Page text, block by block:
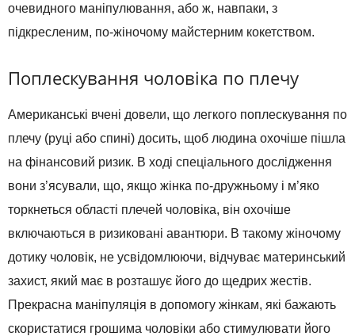
очевидного маніпулювання, або ж, навпаки, з
підкресленим, по-жіночому майстерним кокетством.
Поплескування чоловіка по плечу
Американські вчені довели, що легкого поплескування по
плечу (руці або спині) досить, щоб людина охочіше пішла
на фінансовий ризик. В ході спеціального дослідження
вони з’ясували, що, якщо жінка по-дружньому і м’яко
торкнеться області плечей чоловіка, він охочіше
включаються в ризиковані авантюри. В такому жіночому
дотику чоловік, не усвідомлюючи, відчуває материнський
захист, який має в розташує його до щедрих жестів.
Прекрасна маніпуляція в допомогу жінкам, які бажають
скористатися грошима чоловіки або стимулювати його